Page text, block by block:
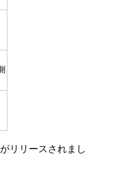
リリースされまし